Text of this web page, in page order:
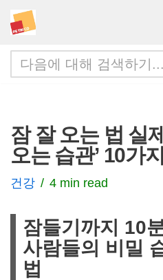
콘
텐
츠
너
뛰
기
잠 잘 오는 법 실
오는 습관’ 10가지
건강 4 min read
잠들기까지 10
사람들의 비밀
법